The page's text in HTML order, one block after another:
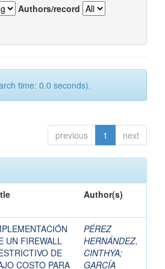
Authors/record
time: 0.0 seconds).
previous 1 next
Author(s)
UN FIREWALL
DE
COSTO PARA
PÉREZ
HERNÁNDEZ,
CINTHYA;
GARCÍA